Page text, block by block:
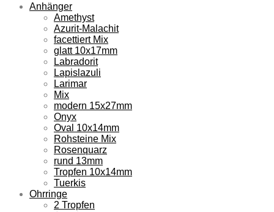
Anhänger
Amethyst
Azurit-Malachit
facettiert Mix
glatt 10x17mm
Labradorit
Lapislazuli
Larimar
Mix
modern 15x27mm
Onyx
Oval 10x14mm
Rohsteine Mix
Rosenquarz
rund 13mm
Tropfen 10x14mm
Tuerkis
Ohrringe
2 Tropfen